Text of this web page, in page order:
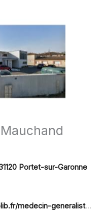
Portet-sur-Garonne
portet-sur-garonne/catherine-mauchand-ghouti